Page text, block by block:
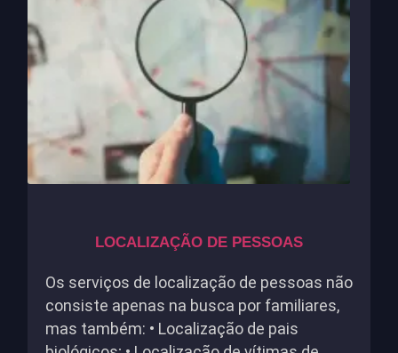
LOCALIZAÇÃO DE PESSOAS
Os serviços de localização de pessoas não
consiste apenas na busca por familiares,
mas também: • Localização de pais